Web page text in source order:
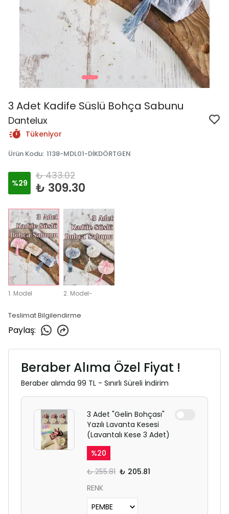
3 Adet Kadife Süslü Bohça Sabunu
Dantelux
Tükeniyor
Ürün Kodu: 1138-MDL01-DİKDÖRTGEN
%29
₺ 433.02
₺ 309.30
1. Model 2. Model-
Teslimat Bilgilendirme
Paylaş:
Beraber Alıma Özel Fiyat !
Beraber alımda 99 TL - Sınırlı Süreli İndirim
3 Adet "Gelin Bohçası"
Yazılı Lavanta Kesesi
(Lavantalı Kese 3 Adet)
%20
₺ 255.81 ₺ 205.81
RENK